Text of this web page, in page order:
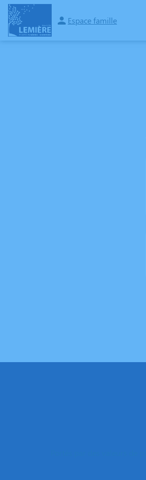
Aller
contenu
Espace famille
NOS SERVICES NOS AGENCES